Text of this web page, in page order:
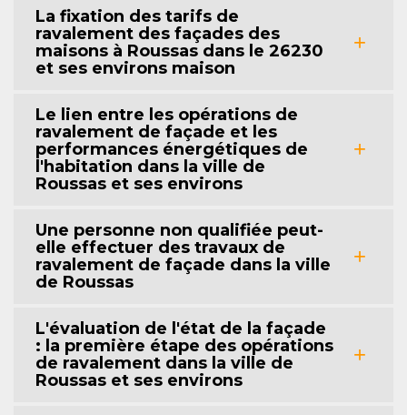
La fixation des tarifs de
ravalement des façades des
maisons à Roussas dans le 26230
et ses environs maison
Le lien entre les opérations de
ravalement de façade et les
performances énergétiques de
l'habitation dans la ville de
Roussas et ses environs
Une personne non qualifiée peut-
elle effectuer des travaux de
ravalement de façade dans la ville
de Roussas
L'évaluation de l'état de la façade
: la première étape des opérations
de ravalement dans la ville de
Roussas et ses environs